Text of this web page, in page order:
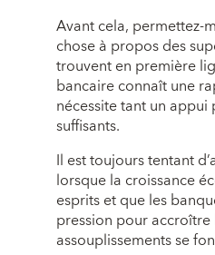
Avant cela, permettez-
chose à propos des
trouvent en première
bancaire connaît une
nécessite tant un
suffisants.
Il est toujours tentant
lorsque la croissance
esprits et que les
pression pour
assouplissements se